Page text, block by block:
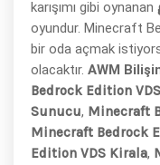
karışımı gibi oynanan
oyundur. Minecraft
bir oda açmak
olacaktır. AWM
Bedrock Edition VDS
Sunucu, Minecraft
Minecraft Bedrock
Edition VDS Kirala,